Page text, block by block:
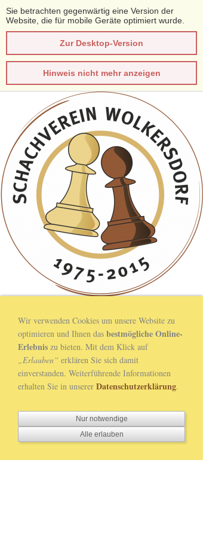
Sie betrachten gegenwärtig eine Version der
Website, die für mobile Geräte optimiert wurde.
Zur Desktop-Version
Hinweis nicht mehr anzeigen
Links
MEISTERSCHAFT Ergebnisse
https://chess-results.com/Meisterschaft.aspx?lan=0
https://chess-results.com/OesbEloSuche.aspx
SCHACHVEREIN STOCKERAU
Wir verwenden Cookies um unsere Website zu
optimieren und Ihnen das bestmögliche Online-
Erlebnis zu bieten. Mit dem Klick auf
„Erlauben“ erklären Sie sich damit
einverstanden. Weiterführende Informationen
erhalten Sie in unserer Datenschutzerklärung.
Nur notwendige
Alle erlauben